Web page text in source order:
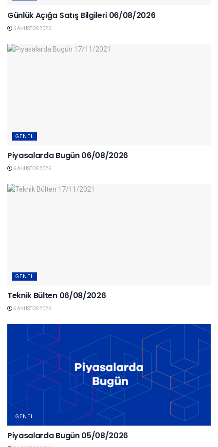
Günlük Açığa Satış Bilgileri 06/08/2026
6 AĞUSTOS 2026
GENEL
Piyasalarda Bugün 06/08/2026
6 AĞUSTOS 2026
GENEL
Teknik Bülten 06/08/2026
6 AĞUSTOS 2026
GENEL
Piyasalarda Bugün 05/08/2026